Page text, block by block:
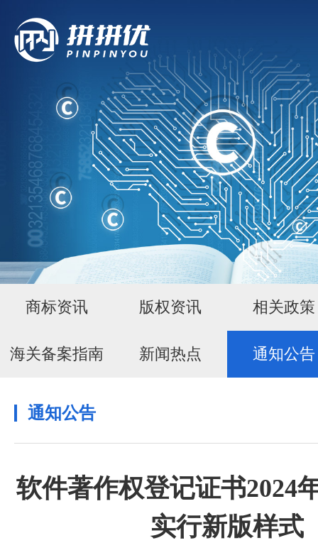
商标资讯 版权资讯 相关政策
海关备案指南 新闻热点 通知公告
通知公告
软件著作权登记证书2024
实行新版样式